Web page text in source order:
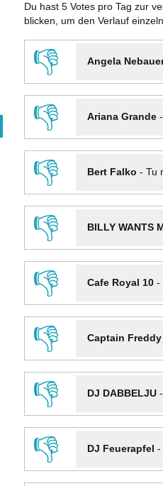
Du hast 5 Votes pro Tag zur
blicken, um den Verlauf
👎 Angela
👎
Ariana Grande-
👎
Bert Falko - Tu
👎
BILLY WANTS
👎
Cafe Royal 10-
👎
Captain Freddy
👎
DJ DABBELJU-
👎
DJ Feuerapfel -